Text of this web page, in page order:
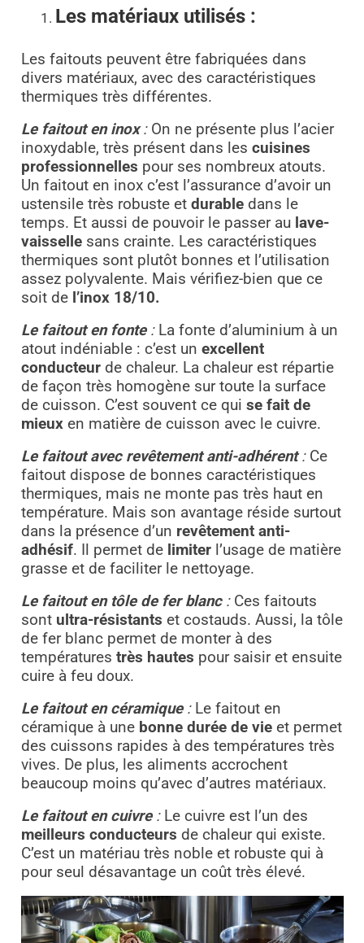
Les matériaux utilisés :
Les faitouts peuvent être fabriquées dans
divers matériaux, avec des caractéristiques
thermiques très différentes.
Le faitout en inox:On ne présente plus l’acier
inoxydable, très présent dans les cuisines
professionnelles pour ses nombreux atouts.
Un faitout en inox c’est l’assurance d’avoir un
ustensile très robuste et durabledans le
temps. Et aussi de pouvoir le passer au lave-
vaissellesans crainte. Les caractéristiques
thermiques sont plutôt bonnes et l’utilisation
assez polyvalente. Mais vérifiez-bien que ce
soit de l’inox 18/10.
Le faitout en fonte:La fonte d’aluminium à un
atout indéniable : c’est un excellent
conducteurde chaleur. La chaleur est répartie
de façon très homogène sur toute la surface
de cuisson. C’est souvent ce qui se fait de
mieuxen matière de cuisson avec le cuivre.
Le faitout avec revêtement anti-adhérent:Ce
faitout dispose de bonnes caractéristiques
thermiques, mais ne monte pas très haut en
température. Mais son avantage réside surtout
dans la présence d’un revêtement anti-
adhésif. Il permet de limiterl’usage de matière
grasse et de faciliter le nettoyage.
Le faitout en tôle de fer blanc:Ces faitouts
sont ultra-résistants et costauds. Aussi, la tôle
de fer blanc permet de monter à des
températures très hautes pour saisir et ensuite
cuire à feu doux.
Le faitout en céramique:Le faitout en
céramique à une bonne durée de vieet permet
des cuissons rapides à des températures très
vives. De plus, les aliments accrochent
beaucoup moins qu’avec d’autres matériaux.
Le faitout en cuivre:Le cuivre est l’un des
meilleurs conducteurs de chaleur qui existe.
C’est un matériau très noble et robuste qui à
pour seul désavantage un coût très élevé.